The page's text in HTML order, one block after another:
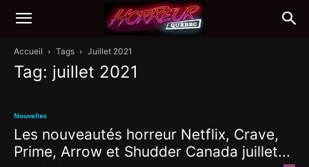
Accueil Tags Juillet 2021
Tag: juillet 2021
Nouvelles
Les nouveautés horreur Netflix, Crave,
Prime, Arrow et Shudder Canada juillet...